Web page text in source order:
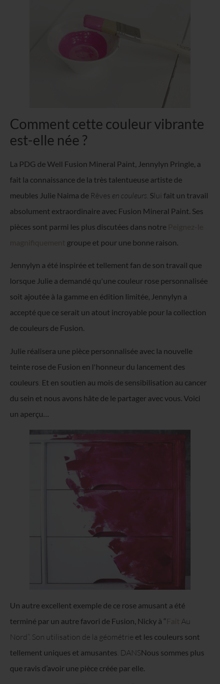
Comment cette couleur vibrante
est-elle née ?
La PDG de Well Fusion Mineral Paint, Jennylyn Pringle, a
fait la connaissance de la très talentueuse artiste de
meubles Julie Naima de Rêves en couleurs S lui fait un travail
absolument extraordinaire avec Fusion Mineral Paint. Ses
pièces sont parmi les plus discutées dans notre
groupe et pour une bonne raison.
Jennylyn a été inspirée et tellement fan de son travail que
lorsque Julie a demandé qu'une couleur rose personnalisée
soit ajoutée à la gamme en édition limitée, Jennylyn a
accepté que ce serait un atout incroyable pour la collection
de couleurs de Fusion.
Julie réalisera une pièce personnalisée avec la nouvelle
teinte rose de Fusion en l'honneur du lancement des
couleurs Et en soutien au mois de sensibilisation au cancer
du sein et nous avons hâte de le partager avec vous. Voici
un aperçu…
Un autre excellent exemple de ce rose amusant a été
terminé par un autre favori de Fusion, Nicky à “
Au
Nord”. Son utilisation de la géométrie et les couleurs sont
tellement uniques et amusantes DANSNous sommes plus
que ravis d’avoir une pièce créée par elle.